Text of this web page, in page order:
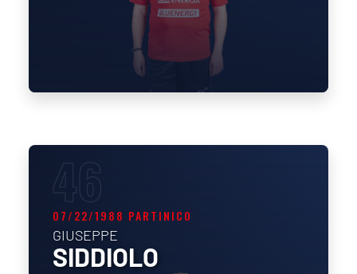
46
07/22/1988 PARTINICO
GIUSEPPE
SIDDIOLO